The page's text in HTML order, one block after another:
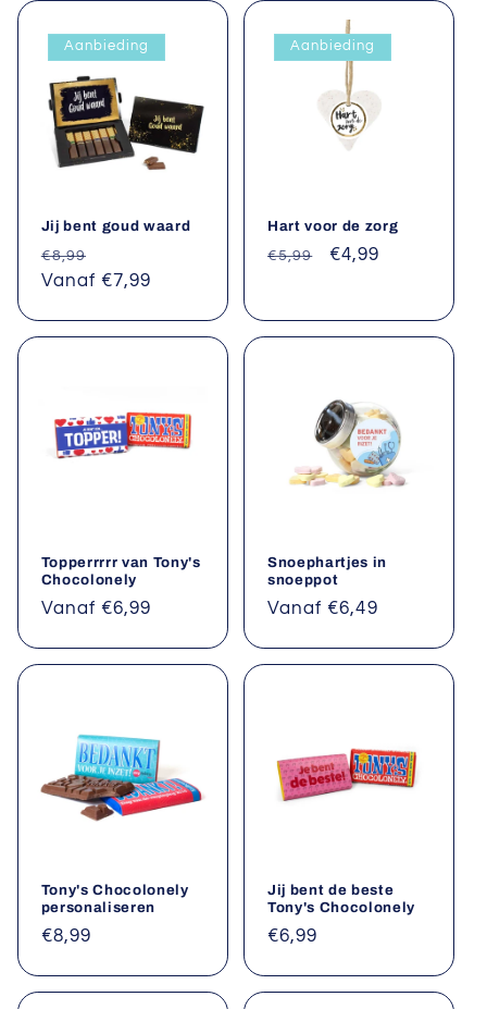
Aanbieding
Jij bent goud waard
Normale
prijs
€8,99
Vanaf €7,99
Aanbieding
Hart voor de zorg
Normale
€5,99 Aanbiedingsprijs
€4,99
Topperrrrr van Tony's
Chocolonely
Normale
Vanaf €6,99
Snoephartjes in
snoeppot
Normale
Vanaf €6,49
Tony's Chocolonely
personaliseren
Normale
€8,99
Jij bent de beste
Tony's Chocolonely
Normale
€6,99